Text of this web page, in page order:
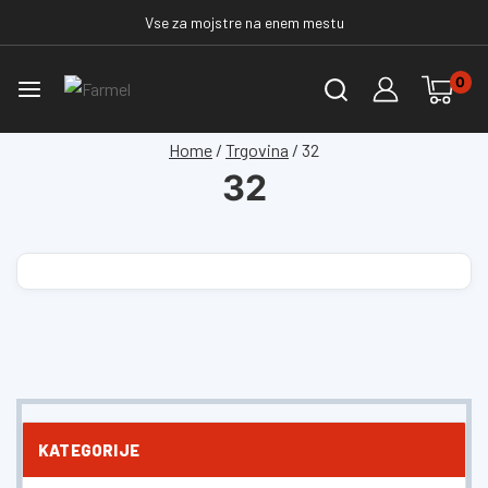
Vse za mojstre na enem mestu
0
Home / Trgovina / 32
32
KATEGORIJE